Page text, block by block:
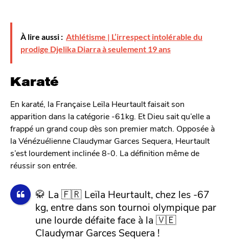
À lire aussi : Athlétisme | L’irrespect intolérable du
prodige Djelika Diarra à seulement 19 ans
Karaté
En karaté, la Française Leïla Heurtault faisait son
apparition dans la catégorie -61kg. Et Dieu sait qu’elle a
frappé un grand coup dès son premier match. Opposée à
la Vénézuélienne Claudymar Garces Sequera, Heurtault
s’est lourdement inclinée 8-0. La définition même de
réussir son entrée.
🥋 La 🇫🇷 Leïla Heurtault, chez les -67
kg, entre dans son tournoi olympique par
une lourde défaite face à la 🇻🇪
Claudymar Garces Sequera !